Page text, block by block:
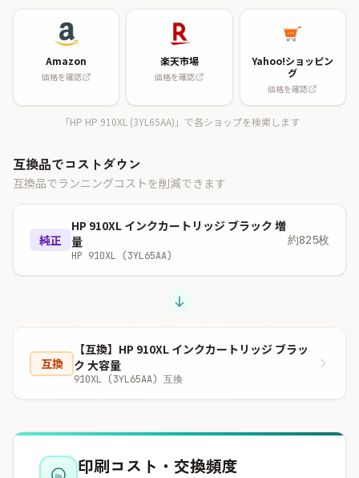
Amazon
価格を確認
楽天市場
価格を確認
Yahoo!ショッピン
グ
価格を確認
「HP HP 910XL (3YL65AA)」で各ショップを検索します
互換品でコストダウン
互換品でランニングコストを削減できます
純正
HP 910XL インクカートリッジ ブラック 増
量
HP 910XL (3YL65AA)
約825枚
互換
【互換】HP 910XL インクカートリッジ ブラッ
ク 大容量
910XL (3YL65AA) 互換
印刷コスト・交換頻度